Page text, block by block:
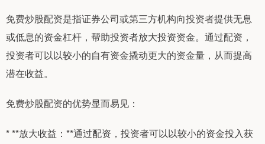
免费炒股配资是指证券公司或第三方机构向投资者提供无息
或低息的资金杠杆，帮助投资者放大投资资金。通过配资，
投资者可以以较小的自有资金撬动更大的资金量，从而提高
潜在收益。
免费炒股配资的优势显而易见：
* **放大收益：**通过配资，投资者可以以较小的资金投入获